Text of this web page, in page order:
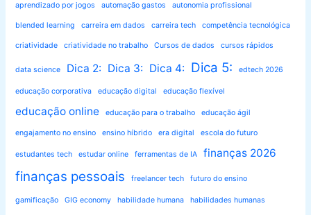
aprendizado por jogos automação gastos autonomia profissional
blended learning carreira em dados carreira tech competência tecnológica
criatividade criatividade no trabalho Cursos de dados cursos rápidos
data science Dica 2: Dica 3: Dica 4: Dica 5: edtech 2026
educação corporativa educação digital educação flexível
educação online educação para o trabalho educação ágil
engajamento no ensino ensino híbrido era digital escola do futuro
estudantes tech estudar online ferramentas de IA finanças 2026
finanças pessoais freelancer tech futuro do ensino
gamificação GIG economy habilidade humana habilidades humanas